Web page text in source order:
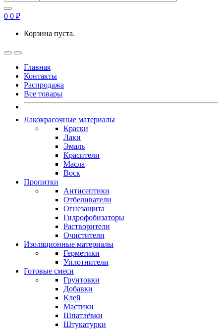
0 0 ₽
Корзина пуста.
Главная
Контакты
Распродажа
Все товары
Лакокрасочные материалы
Краски
Лаки
Эмаль
Красители
Масла
Воск
Пропитки
Антисептики
Отбеливатели
Огнезащита
Гидрофобизаторы
Растворители
Очистители
Изоляционные материалы
Герметики
Уплотнители
Готовые смеси
Грунтовки
Добавки
Клей
Мастики
Шпатлёвки
Штукатурки